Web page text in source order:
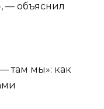
— объяснил